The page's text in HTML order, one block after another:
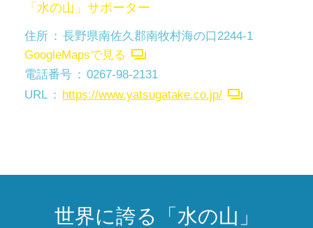
「水の山」サポーター
住所
長野県南佐久郡南牧村海の口2244-1
GoogleMapsで見る
電話番号
0267-98-2131
URL
https://www.yatsugatake.co.jp/
世界に誇る「水の山」